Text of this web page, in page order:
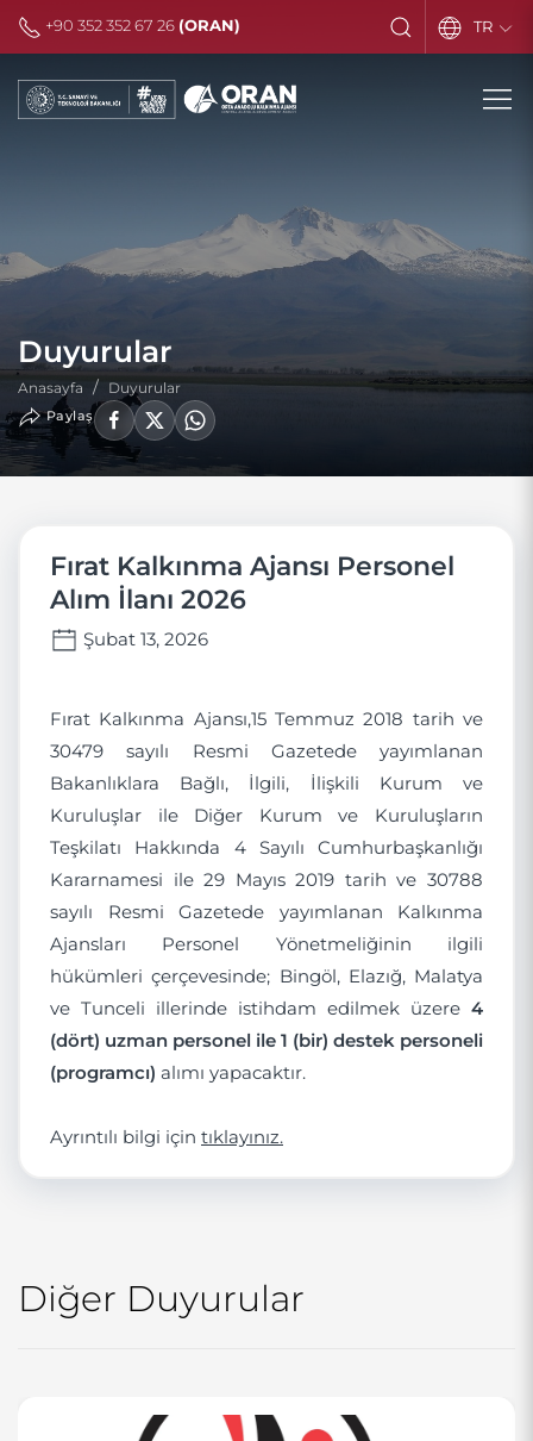
+90 352 352 67 26 (ORAN) TR
Duyurular
Anasayfa Duyurular
Paylaş
Fırat Kalkınma Ajansı Personel
Alım İlanı 2026
Şubat 13, 2026
Fırat Kalkınma Ajansı,15 Temmuz 2018 tarih ve
30479 sayılı Resmi Gazetede yayımlanan
Bakanlıklara Bağlı, İlgili, İlişkili Kurum ve
Kuruluşlar ile Diğer Kurum ve Kuruluşların
Teşkilatı Hakkında 4 Sayılı Cumhurbaşkanlığı
Kararnamesi ile 29 Mayıs 2019 tarih ve 30788
sayılı Resmi Gazetede yayımlanan Kalkınma
Ajansları Personel Yönetmeliğinin ilgili
hükümleri çerçevesinde; Bingöl, Elazığ, Malatya
ve Tunceli illerinde istihdam edilmek üzere 4
(dört) uzman personel ile 1 (bir) destek personeli
(programcı) alımı yapacaktır.
Ayrıntılı bilgi için tıklayınız.
Diğer Duyurular